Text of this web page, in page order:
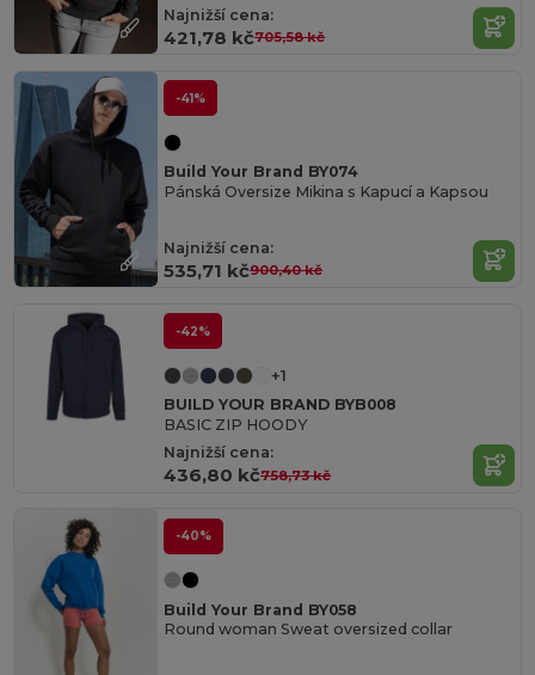
Najnižší cena:
421,78 kč705,58 kč
-41%
Build Your Brand BY074
Pánská Oversize Mikina s Kapucí a Kapsou
Najnižší cena:
535,71 kč900,40 kč
-42%
+1
BUILD YOUR BRAND BYB008
BASIC ZIP HOODY
Najnižší cena:
436,80 kč758,73 kč
-40%
Build Your Brand BY058
Round woman Sweat oversized collar